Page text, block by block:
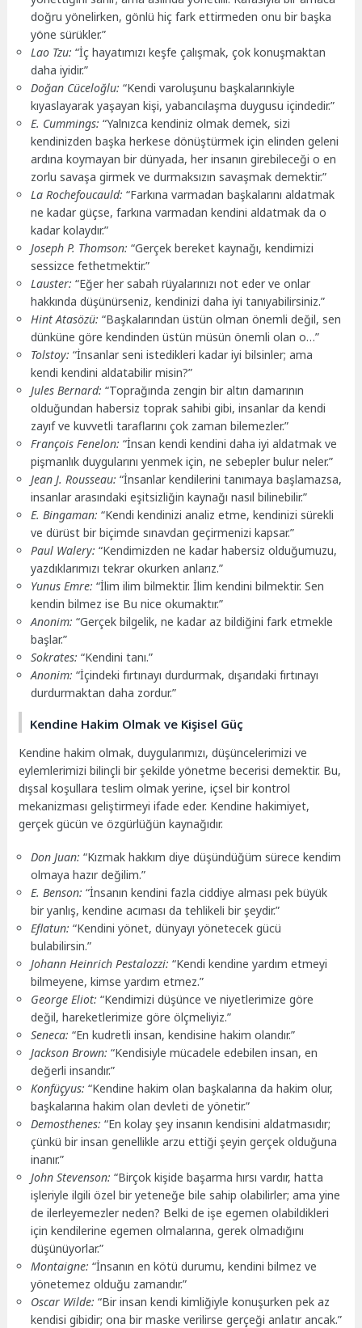
doğru yönelirken, gönlü hiç fark ettirmeden onu bir başka
yöne sürükler.”
Lao Tzu: “İç hayatımızı keşfe çalışmak, çok konuşmaktan
daha iyidir.”
Doğan Cüceloğlu: “Kendi varoluşunu başkalarınkiyle
kıyaslayarak yaşayan kişi, yabancılaşma duygusu içindedir.”
E. Cummings: “Yalnızca kendiniz olmak demek, sizi
kendinizden başka herkese dönüştürmek için elinden geleni
ardına koymayan bir dünyada, her insanın girebileceği o en
zorlu savaşa girmek ve durmaksızın savaşmak demektir.”
La Rochefoucauld: “Farkına varmadan başkalarını aldatmak
ne kadar güçse, farkına varmadan kendini aldatmak da o
kadar kolaydır.”
Joseph P. Thomson: “Gerçek bereket kaynağı, kendimizi
sessizce fethetmektir.”
Lauster: “Eğer her sabah rüyalarınızı not eder ve onlar
hakkında düşünürseniz, kendinizi daha iyi tanıyabilirsiniz.”
Hint Atasözü: “Başkalarından üstün olman önemli değil, sen
dünküne göre kendinden üstün müsün önemli olan o…”
Tolstoy: “İnsanlar seni istedikleri kadar iyi bilsinler; ama
kendi kendini aldatabilir misin?”
Jules Bernard: “Toprağında zengin bir altın damarının
olduğundan habersiz toprak sahibi gibi, insanlar da kendi
zayıf ve kuvvetli taraflarını çok zaman bilemezler.”
François Fenelon: “İnsan kendi kendini daha iyi aldatmak ve
pişmanlık duygularını yenmek için, ne sebepler bulur neler.”
Jean J. Rousseau: “İnsanlar kendilerini tanımaya başlamazsa,
insanlar arasındaki eşitsizliğin kaynağı nasıl bilinebilir.”
E. Bingaman: “Kendi kendinizi analiz etme, kendinizi sürekli
ve dürüst bir biçimde sınavdan geçirmenizi kapsar.”
Paul Walery: “Kendimizden ne kadar habersiz olduğumuzu,
yazdıklarımızı tekrar okurken anlarız.”
Yunus Emre: “İlim ilim bilmektir. İlim kendini bilmektir. Sen
kendin bilmez ise Bu nice okumaktır.”
Anonim: “Gerçek bilgelik, ne kadar az bildiğini fark etmekle
başlar.”
Sokrates: “Kendini tanı.”
Anonim: “İçindeki fırtınayı durdurmak, dışarıdaki fırtınayı
durdurmaktan daha zordur.”
Kendine Hakim Olmak ve Kişisel Güç
Kendine hakim olmak, duygularımızı, düşüncelerimizi ve
eylemlerimizi bilinçli bir şekilde yönetme becerisi demektir. Bu,
dışsal koşullara teslim olmak yerine, içsel bir kontrol
mekanizması geliştirmeyi ifade eder. Kendine hakimiyet,
gerçek gücün ve özgürlüğün kaynağıdır.
Don Juan: “Kızmak hakkım diye düşündüğüm sürece kendim
olmaya hazır değilim.”
E. Benson: “İnsanın kendini fazla ciddiye alması pek büyük
bir yanlış, kendine acıması da tehlikeli bir şeydir.”
Eflatun: “Kendini yönet, dünyayı yönetecek gücü
bulabilirsin.”
Johann Heinrich Pestalozzi: “Kendi kendine yardım etmeyi
bilmeyene, kimse yardım etmez.”
George Eliot: “Kendimizi düşünce ve niyetlerimize göre
değil, hareketlerimize göre ölçmeliyiz.”
Seneca: “En kudretli insan, kendisine hakim olandır.”
Jackson Brown: “Kendisiyle mücadele edebilen insan, en
değerli insandır.”
Konfüçyus: “Kendine hakim olan başkalarına da hakim olur,
başkalarına hakim olan devleti de yönetir.”
Demosthenes: “En kolay şey insanın kendisini aldatmasıdır;
çünkü bir insan genellikle arzu ettiği şeyin gerçek olduğuna
inanır.”
John Stevenson: “Birçok kişide başarma hırsı vardır, hatta
işleriyle ilgili özel bir yeteneğe bile sahip olabilirler; ama yine
de ilerleyemezler neden? Belki de işe egemen olabildikleri
için kendilerine egemen olmalarına, gerek olmadığını
düşünüyorlar.”
Montaigne: “İnsanın en kötü durumu, kendini bilmez ve
yönetemez olduğu zamandır.”
Oscar Wilde: “Bir insan kendi kimliğiyle konuşurken pek az
kendisi gibidir; ona bir maske verilirse gerçeği anlatır ancak.”